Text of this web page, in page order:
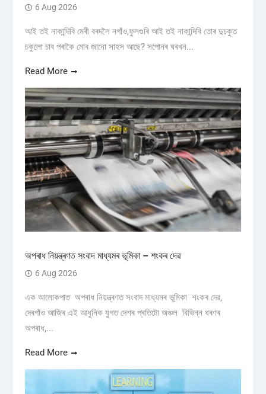
6 Aug 2026
আই তই নাকান্দিবি মেৰী বৰদলৈ নগাঁও,ফুলগুৰি আই তই নাকান্দিবি তোৰ দুচকুত
চকুলো চাব পৰাকৈ মোৰ জানো সাহস আছে? সপোনৰ ঘৰখন...
Read More
অপৰাধ নিয়ন্ত্ৰণত সংবাদ মাধ্যমৰ ভূমিকা – শংকৰ দেৱ
6 Aug 2026
এক আলোকপাত অপৰাধ নিয়ন্ত্ৰণত সংবাদ মাধ্যমৰ ভূমিকা শংকৰ দেৱ,
দেৰগাঁও আজিৰ এই আধুনিক যুগত দেশৰ প্ৰতিটো অঞ্চল বিভিন্ন ধৰণৰ
অপৰাধ,...
Read More